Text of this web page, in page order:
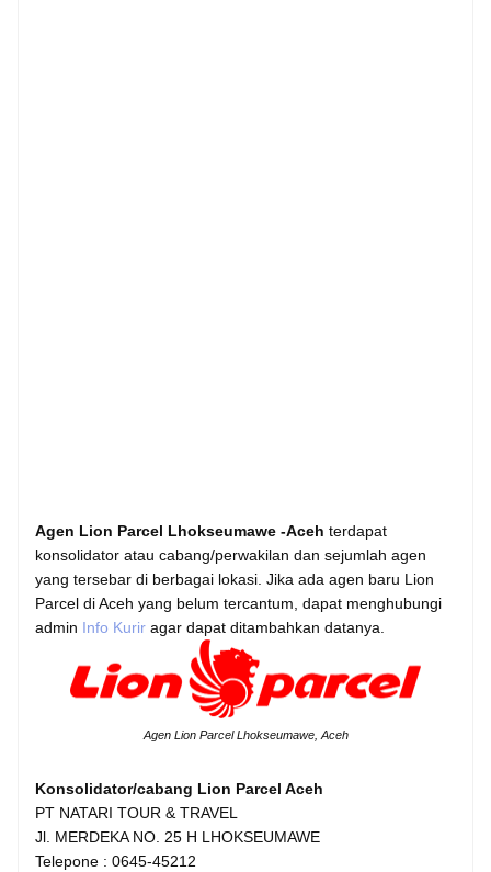
Agen Lion Parcel Lhokseumawe -Aceh terdapat
konsolidator atau cabang/perwakilan dan sejumlah agen
yang tersebar di berbagai lokasi. Jika ada agen baru Lion
Parcel di Aceh yang belum tercantum, dapat menghubungi
admin Info Kurir agar dapat ditambahkan datanya.
Agen Lion Parcel Lhokseumawe, Aceh
Konsolidator/cabang Lion Parcel Aceh
PT NATARI TOUR & TRAVEL
Jl. MERDEKA NO. 25 H LHOKSEUMAWE
Telepone : 0645-45212